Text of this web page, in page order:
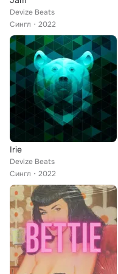
Devize Beats
Сингл
2022
Irie
Devize Beats
Сингл
2022